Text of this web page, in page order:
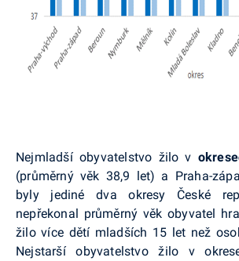
Nejmladší obyvatelstvo žilo v
(průměrný věk 38,9 let) a Praha-
byly jediné dva okresy České
nepřekonal průměrný věk obyvatel
žilo více dětí mladších 15 let než
Nejstarší obyvatelstvo žilo v